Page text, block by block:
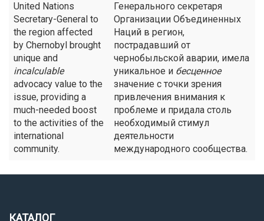
United Nations
Secretary-General to
the region affected
by Chernobyl brought
unique and
incalculable
advocacy value to the
issue, providing a
much-needed boost
to the activities of the
international
community.
Генерального секретаря
Организации Объединенных
Наций в регион,
пострадавший от
чернобыльской аварии, имела
уникальное и бесценное
значение с точки зрения
привлечения внимания к
проблеме и придала столь
необходимый стимул
деятельности
международного сообщества.
КАТАЛОГ